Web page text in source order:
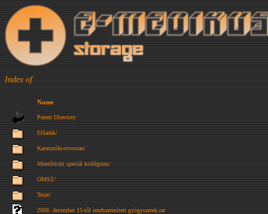
Index of
Name
Parent Directory
Előadás/
Kataszrófa-orvostan/
Mentőtiszti speciál kollégium/
OMSZ/
Teszt/
2008. december 15-től rendszeresített gyógyszerek.rar